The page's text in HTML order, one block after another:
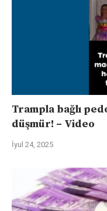
Trampla bağlı
düşmür! – Video
İyul 24, 2025